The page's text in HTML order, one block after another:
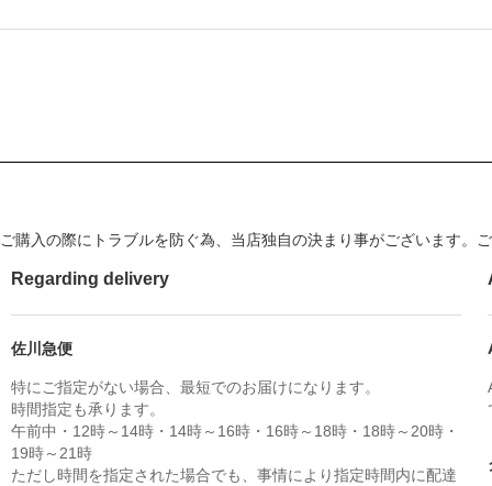
ご購入の際にトラブルを防ぐ為、当店独自の決まり事がございます。
Regarding delivery
佐川急便
特にご指定がない場合、最短でのお届けになります。
時間指定も承ります。
午前中・12時～14時・14時～16時・16時～18時・18時～20時・
19時～21時
ただし時間を指定された場合でも、事情により指定時間内に配達